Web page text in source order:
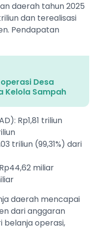
daerah tahun 2025
dan terealisasi
Pendapatan
Desa
Kelola Sampah
Rp1,81 triliun
triliun (99,31%) dari
miliar
daerah mencapai
dari anggaran
belanja operasi,